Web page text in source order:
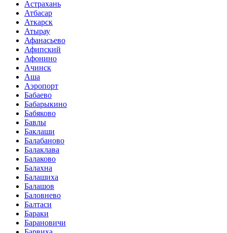
Астрахань
Атбасар
Аткарск
Атырау
Афанасьево
Афипский
Афонино
Ачинск
Аша
Аэропорт
Бабаево
Бабарыкино
Бабяково
Бавлы
Баклаши
Балабаново
Балаклава
Балаково
Балахна
Балашиха
Балашов
Баловнево
Балтаси
Бараки
Барановичи